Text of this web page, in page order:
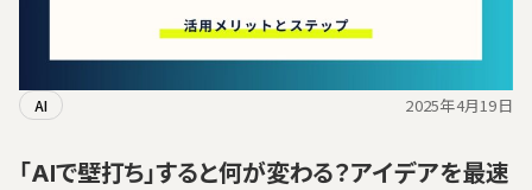
AI 2025年4月19日
「AIで壁打ち」すると何が変わる？アイデアを最速